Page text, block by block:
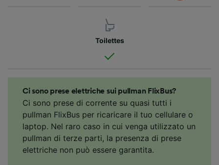
Toilettes
Ci sono prese elettriche sui pullman FlixBus?
Ci sono prese di corrente su quasi tutti i
pullman FlixBus per ricaricare il tuo cellulare o
laptop. Nel raro caso in cui venga utilizzato un
pullman di terze parti, la presenza di prese
elettriche non può essere garantita.